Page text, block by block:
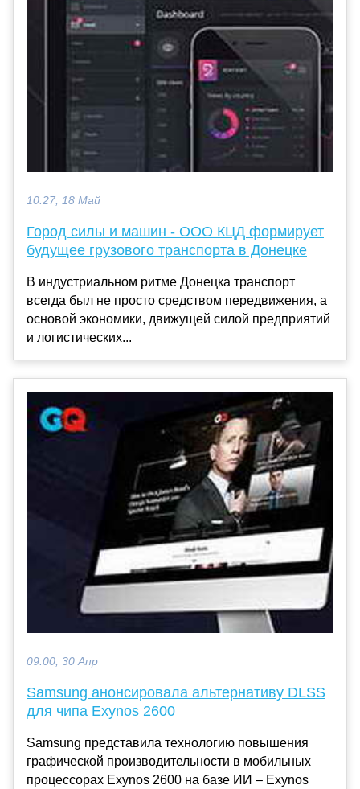
10:27, 18 Май
Город силы и машин - ООО КЦД формирует
будущее грузового транспорта в Донецке
В индустриальном ритме Донецка транспорт
всегда был не просто средством передвижения, а
основой экономики, движущей силой предприятий
и логистических...
09:00, 30 Апр
Samsung анонсировала альтернативу DLSS
для чипа Exynos 2600
Samsung представила технологию повышения
графической производительности в мобильных
процессорах Exynos 2600 на базе ИИ – Exynos